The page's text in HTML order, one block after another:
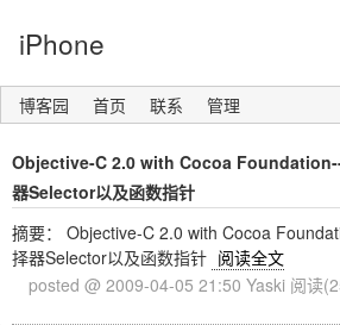
iPhone
博客园 首页 联系 管理
Objective-C 2.0 with Cocoa
器Selector以及函数指针
摘要： Objective-C 2.0 with Cocoa
择器Selector以及函数指针 阅读全文
posted @ 2009-04-05 21:50 Yaski 阅读